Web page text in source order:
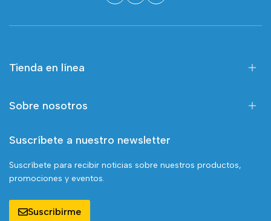
Tienda en línea
Sobre nosotros
Suscríbete a nuestro newsletter
Suscríbete para recibir noticias sobre nuestros productos,
promociones y eventos.
Suscribirme